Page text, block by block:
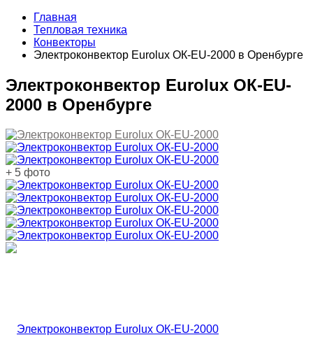
Главная
Тепловая техника
Конвекторы
Электроконвектор Eurolux ОК-EU-2000 в Оренбурге
Электроконвектор Eurolux ОК-EU-
2000 в Оренбурге
+ 5 фото